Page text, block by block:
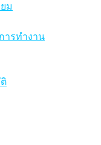
ม
ารทำงาน